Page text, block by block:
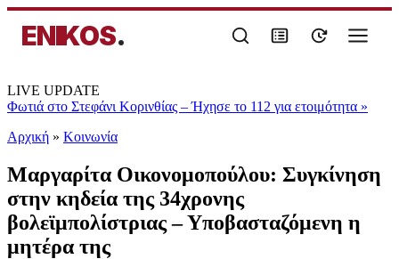
ENIKOS.
LIVE UPDATE
Φωτιά στο Στεφάνι Κορινθίας – Ήχησε το 112 για ετοιμότητα »
Αρχική » Κοινωνία
Μαργαρίτα Οικονομοπούλου: Συγκίνηση
στην κηδεία της 34χρονης
βολεϊμπολίστριας – Υποβασταζόμενη η
μητέρα της